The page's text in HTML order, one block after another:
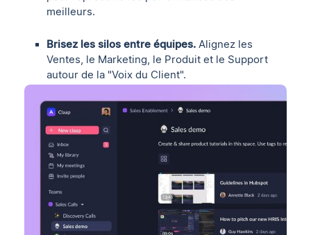
meilleurs.
Brisez les silos entre équipes. Alignez les
Ventes, le Marketing, le Produit et le Support
autour de la "Voix du Client".